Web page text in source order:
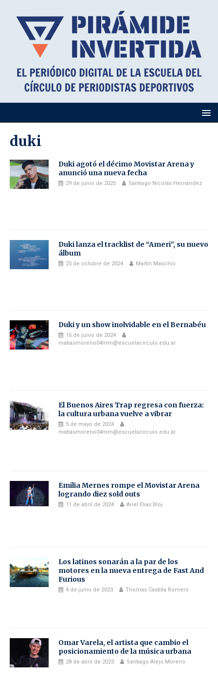
duki
Duki agotó el décimo Movistar Arena y
anunció una nueva fecha
29 de junio de 2025 Santiago Nicolás Hernández
Duki lanza el tracklist de “Ameri”, su nuevo
álbum
25 de octubre de 2024 Martín Maschio
Duki y un show inolvidable en el Bernabéu
16 de junio de 2024
matiasmoreno04mm@escuelacirculo.edu.ar
El Buenos Aires Trap regresa con fuerza:
la cultura urbana vuelve a vibrar
5 de mayo de 2024
matiasmoreno04mm@escuelacirculo.edu.ar
Emilia Mernes rompe el Movistar Arena
logrando diez sold outs
11 de abril de 2024 Ariel Elias Bloj
Los latinos sonarán a la par de los
motores en la nueva entrega de Fast And
Furious
4 de junio de 2023 Thomas Castilla Romero
Omar Varela, el artista que cambio el
posicionamiento de la música urbana
28 de abril de 2023 Santiago Alejo Moreno